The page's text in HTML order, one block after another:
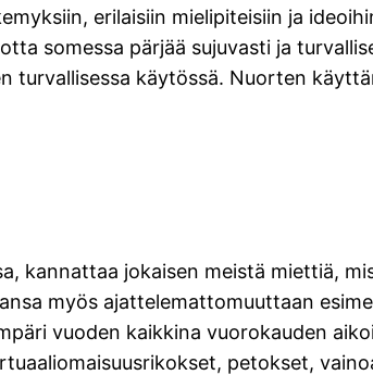
erilaisiin mielipiteisiin ja
somessa pärjää sujuvasti ja
turvallisessa käytössä. Nuorten
kannattaa jokaisen meistä miettiä,
myös ajattelemattomuuttaan
vuoden kaikkina vuorokauden
petokset,